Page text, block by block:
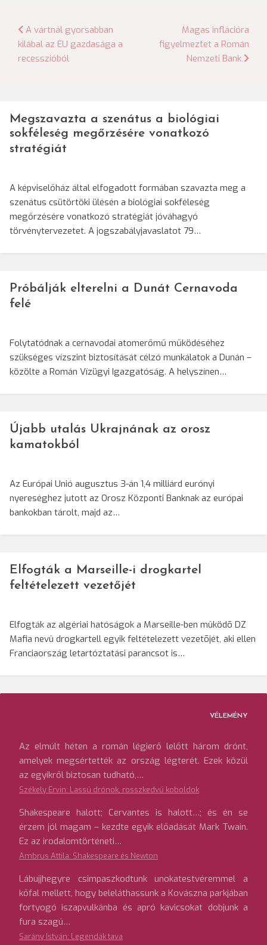
Bejegyzés
navigáció
A vártnál gyorsabban
kilábal az EU gazdasága a
recesszióból
Magas inflációra
figyelmeztet a Román
Nemzeti Bank
Megszavazta a szenátus a biológiai
sokféleség megőrzésére vonatkozó
stratégiát
A képviselőház által elfogadott formában szavazta meg a
szenátus csütörtöki ülésén a biológiai sokféleség
megőrzésére vonatkozó stratégiát jóváhagyó
törvénytervezetet. A jogszabályjavaslatot 79…
Próbálják elterelni a Dunát Cernavoda
felé
Folytatódnak a cernavodai atomerőmű működéséhez
szükséges vízszint biztosítását célzó munkálatok a Dunán –
közölte a Román Vízügyi Igazgatóság. A helyszínen…
Újabb utalás Ukrajnának az orosz
kamatokból
Az Európai Unió augusztus 3-án 1,4 milliárd eurónyi
nyereséghez jutott az Orosz Központi Banknak az európai
bankokban tárolt, majd az…
Elfogták a Marseille-i drogkartel
feltételezett vezetőjét
Elfogták az algériai hatóságok a Marseille-ben mûködõ DZ
Mafia nevû drogkartell egyik feltételezett vezetõjét, aki ellen
Franciaország letartóztatási parancsot is…
VÉLEMÉNY
Az elmúlt héten a román légierő lelőtt három drónt,
amelyek megsértették az ország légterét. Ezek közül
az egyikről biztosan tudható,…
Székely Ervin: Lassú drónok, rosszkedvű koboldok
Shakespeare halott; Cervantes is halott…; és én se
érzem jól magam – kezdte egyik előadását Mark Twain.
Ez az irodalomtörténeti…
Ambrus Attila: Shakespeare és Newton
Lábujjhegyre csimpaszkodtunk unokatestvéremmel a
kőfal mellett, hogy beleláthassunk a Kovászna parkjában
fortyogó iszapvulkánba és apró kavicsokat dobjunk a
fura szagú…
Sarány István: Legendák tava